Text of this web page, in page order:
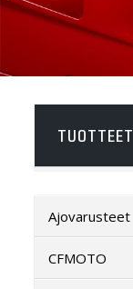
TUOTTEET
Ajovarusteet
CFMOTO